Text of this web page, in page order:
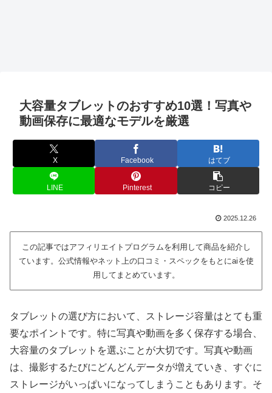
大容量タブレットのおすすめ10選！写真や
動画保存に最適なモデルを厳選
X Facebook はてブ
LINE Pinterest コピー
2025.12.26
この記事ではアフィリエイトプログラムを利用して商品を紹介し
ています。公式情報やネット上の口コミ・スペックをもとにaiを使
用してまとめています。
タブレットの選び方において、ストレージ容量はとても重
要なポイントです。特に写真や動画を多く保存する場合、
大容量のタブレットを選ぶことが大切です。写真や動画
は、撮影するたびにどんどんデータが増えていき、すぐに
ストレージがいっぱいになってしまうこともあります。そ